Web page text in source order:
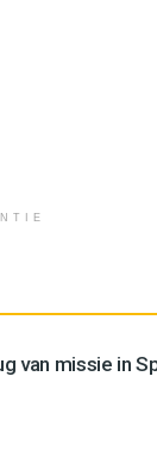
van missie in